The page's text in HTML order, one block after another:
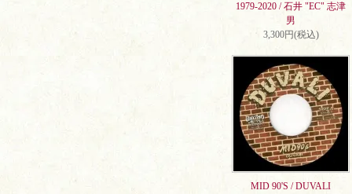
1979-2020 / 石井 "EC" 志津
男
3,300円(税込)
MID 90'S / DUVALI